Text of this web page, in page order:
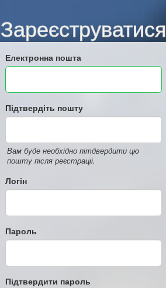
Зареєструватися
Електронна пошта
Підтвердіть пошту
Вам буде необхідно пітдвердити цю
пошту після реєстраціі.
Логін
Пароль
Підтвердити пароль